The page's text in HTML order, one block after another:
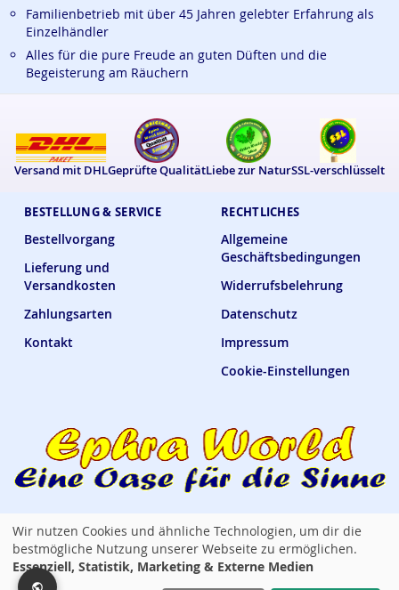
BESTELLUNG & SERVICE
Bestellvorgang
Lieferung und
Versandkosten
Zahlungsarten
Kontakt
RECHTLICHES
Allgemeine
Geschäftsbedingungen
Widerrufsbelehrung
Datenschutz
Impressum
Cookie-Einstellungen
Familienbetrieb mit über 45 Jahren gelebter Erfahrung als
Einzelhändler
Alles für die pure Freude an guten Düften und die
Begeisterung am Räuchern
Versand mit DHLGeprüfte QualitätLiebe zur NaturSSL-verschlüsselt
Ephra World Shop —verbindet · versorgt · verwöhnt
Copyright © 2014 - 2026 Ephra World. Alle Rechte vorbehalten. / All rights
Wir nutzen Cookies und ähnliche Technologien, um dir die
bestmögliche Nutzung unserer Webseite zu ermöglichen.
Essenziell, Statistik, Marketing & Externe Medien